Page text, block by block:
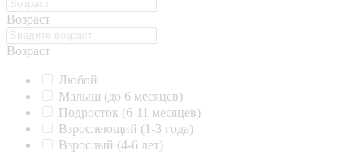
Возраст
Возраст
Любой
Малыш (до 6 месяцев)
Подросток (6-11 месяцев)
Взрослеющий (1-3 года)
Взрослый (4-6 лет)